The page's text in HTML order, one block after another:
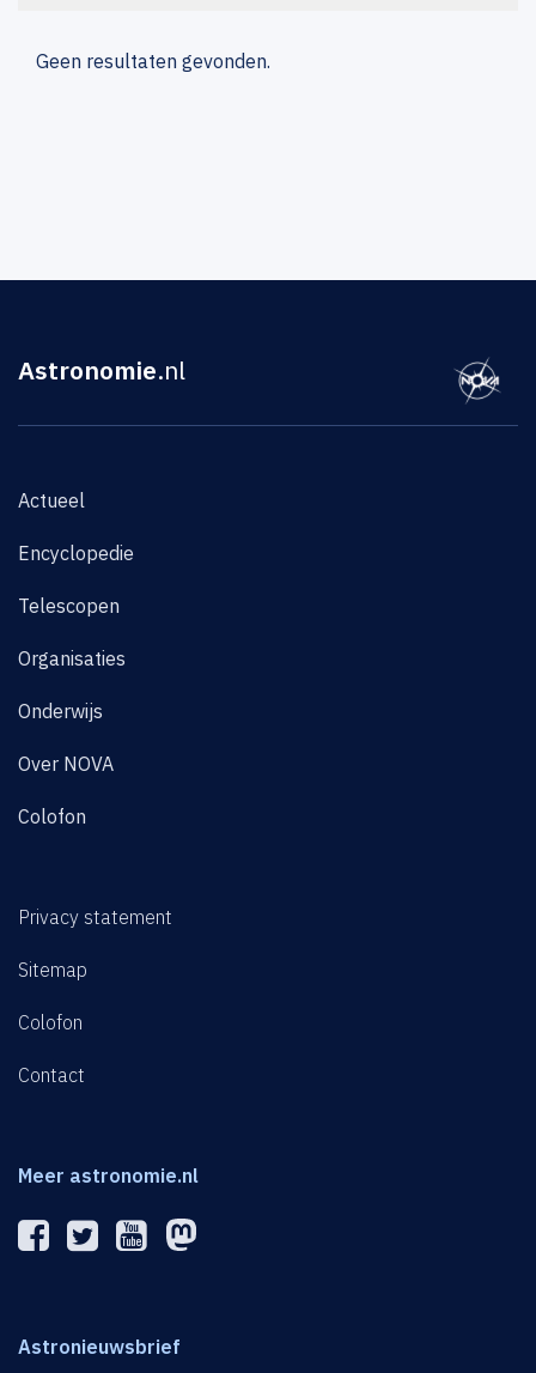
Geen resultaten gevonden.
Astronomie.nl
Actueel
Encyclopedie
Telescopen
Organisaties
Onderwijs
Over NOVA
Colofon
Privacy statement
Sitemap
Colofon
Contact
Meer astronomie.nl
Astronieuwsbrief